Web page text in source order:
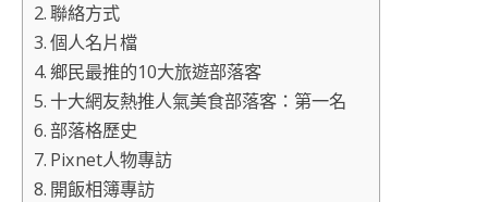
聯絡方式
個人名片檔
鄉民最推的10大旅遊部落客
十大網友熱推人氣美食部落客：第一名
部落格歷史
Pixnet人物專訪
開飯相簿專訪